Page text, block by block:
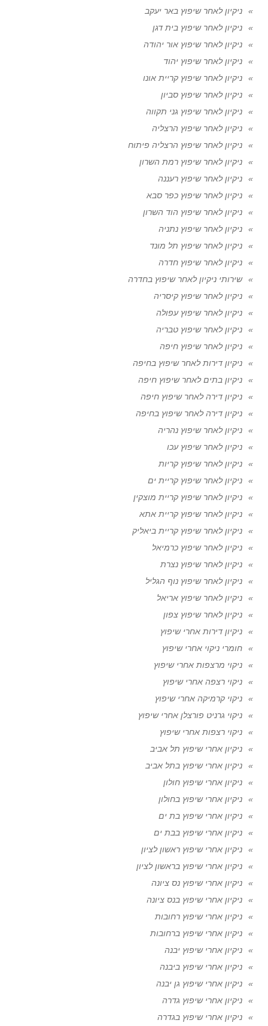
ניקיון לאחר שיפוץ באר יעקב
ניקיון לאחר שיפוץ בית דגן
ניקיון לאחר שיפוץ אור יהודה
ניקיון לאחר שיפוץ יהוד
ניקיון לאחר שיפוץ קריית אונו
ניקיון לאחר שיפוץ סביון
ניקיון לאחר שיפוץ גני תקווה
ניקיון לאחר שיפוץ הרצליה
ניקיון לאחר שיפוץ הרצליה פיתוח
ניקיון לאחר שיפוץ רמת השרון
ניקיון לאחר שיפוץ רעננה
ניקיון לאחר שיפוץ כפר סבא
ניקיון לאחר שיפוץ הוד השרון
ניקיון לאחר שיפוץ נתניה
ניקיון לאחר שיפוץ תל מונד
ניקיון לאחר שיפוץ חדרה
שירותי ניקיון לאחר שיפוץ בחדרה
ניקיון לאחר שיפוץ קיסריה
ניקיון לאחר שיפוץ עפולה
ניקיון לאחר שיפוץ טבריה
ניקיון לאחר שיפוץ חיפה
ניקיון דירות לאחר שיפוץ בחיפה
ניקיון בתים לאחר שיפוץ חיפה
ניקיון דירה לאחר שיפוץ חיפה
ניקיון דירה לאחר שיפוץ בחיפה
ניקיון לאחר שיפוץ נהריה
ניקיון לאחר שיפוץ עכו
ניקיון לאחר שיפוץ קריות
ניקיון לאחר שיפוץ קריית ים
ניקיון לאחר שיפוץ קריית מוצקין
ניקיון לאחר שיפוץ קריית אתא
ניקיון לאחר שיפוץ קריית ביאליק
ניקיון לאחר שיפוץ כרמיאל
ניקיון לאחר שיפוץ נצרת
ניקיון לאחר שיפוץ נוף הגליל
ניקיון לאחר שיפוץ אריאל
ניקיון לאחר שיפוץ צפון
ניקיון דירות אחרי שיפוץ
חומרי ניקוי אחרי שיפוץ
ניקוי מרצפות אחרי שיפוץ
ניקוי רצפה אחרי שיפוץ
ניקוי קרמיקה אחרי שיפוץ
ניקוי גרניט פורצלן אחרי שיפוץ
ניקוי רצפות אחרי שיפוץ
ניקיון אחרי שיפוץ תל אביב
ניקיון אחרי שיפוץ בתל אביב
ניקיון אחרי שיפוץ חולון
ניקיון אחרי שיפוץ בחולון
ניקיון אחרי שיפוץ בת ים
ניקיון אחרי שיפוץ בבת ים
ניקיון אחרי שיפוץ ראשון לציון
ניקיון אחרי שיפוץ בראשון לציון
ניקיון אחרי שיפוץ נס ציונה
ניקיון אחרי שיפוץ בנס ציונה
ניקיון אחרי שיפוץ רחובות
ניקיון אחרי שיפוץ ברחובות
ניקיון אחרי שיפוץ יבנה
ניקיון אחרי שיפוץ ביבנה
ניקיון אחרי שיפוץ גן יבנה
ניקיון אחרי שיפוץ גדרה
ניקיון אחרי שיפוץ בגדרה